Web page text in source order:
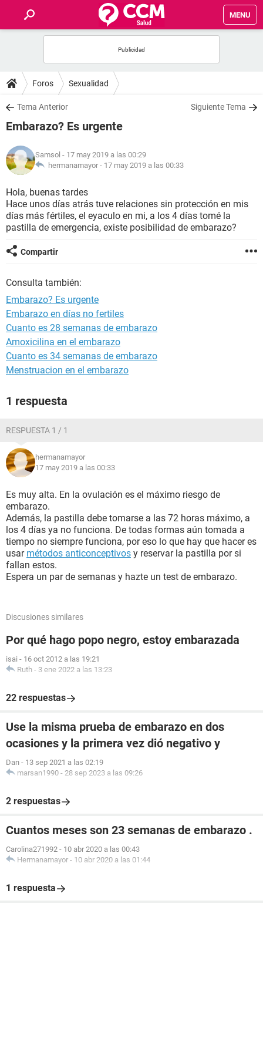
MENU
FOROS
SALUD
NUTRICIÓN
BIENESTAR
SEXUALIDAD
GLOSARIO
Foros Sexualidad
Tema Anterior Siguiente Tema
Embarazo? Es urgente
Samsol - 17 may 2019 a las 00:29
hermanamayor - 17 may 2019 a las 00:33
Hola, buenas tardes
Hace unos días atrás tuve relaciones sin protección en mis
días más fértiles, el eyaculo en mi, a los 4 días tomé la
pastilla de emergencia, existe posibilidad de embarazo?
Compartir
Consulta también:
Embarazo? Es urgente
Embarazo en días no fertiles
Cuanto es 28 semanas de embarazo
Amoxicilina en el embarazo
Cuanto es 34 semanas de embarazo
Menstruacion en el embarazo
1 respuesta
RESPUESTA 1 / 1
hermanamayor
17 may 2019 a las 00:33
Es muy alta. En la ovulación es el máximo riesgo de
embarazo.
Además, la pastilla debe tomarse a las 72 horas máximo, a
los 4 días ya no funciona. De todas formas aún tomada a
tiempo no siempre funciona, por eso lo que hay que hacer es
usar métodos anticonceptivos y reservar la pastilla por si
fallan estos.
Espera un par de semanas y hazte un test de embarazo.
Discusiones similares
Por qué hago popo negro, estoy embarazada
isai - 16 oct 2012 a las 19:21
Ruth - 3 ene 2022 a las 13:23
22 respuestas
Use la misma prueba de embarazo en dos
ocasiones y la primera vez dió negativo y
Dan - 13 sep 2021 a las 02:19
marsan1990 - 28 sep 2023 a las 09:26
2 respuestas
Cuantos meses son 23 semanas de embarazo .
Carolina271992 - 10 abr 2020 a las 00:43
Hermanamayor - 10 abr 2020 a las 01:44
1 respuesta